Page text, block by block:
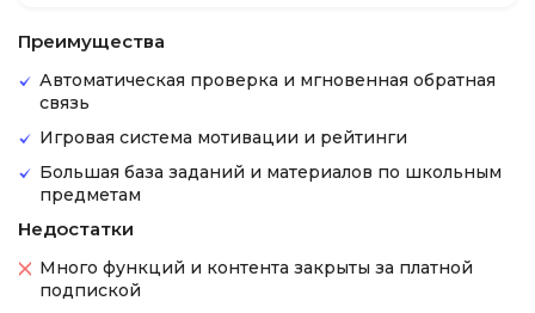
Преимущества
Автоматическая проверка и мгновенная обратная
связь
Игровая система мотивации и рейтинги
Большая база заданий и материалов по школьным
предметам
Недостатки
Много функций и контента закрыты за платной
подпиской